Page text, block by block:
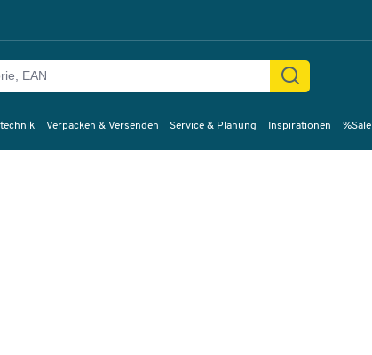
Verpacken & Versenden Service & Planung Inspirationen %Sale
Bilder Videos